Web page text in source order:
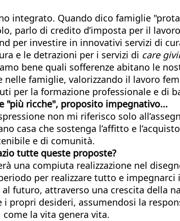
integrato. Quando dico famiglie
parlo di credito d’imposta per il
per investire in innovativi servizi di
e le detrazioni per i servizi di care
bene quali sofferenze abitano le
nelle famiglie, valorizzando il lavoro
per la formazione professionale e di
"più ricche", proposito impegnativo...
non mi riferisco solo
casa che sostenga l’affitto e
e di comunità.
tutte queste proposte?
una compiuta realizzazione nel
per realizzare tutto e
futuro, attraverso una crescita della
i propri desideri, assumendosi la
la vita genera vita.